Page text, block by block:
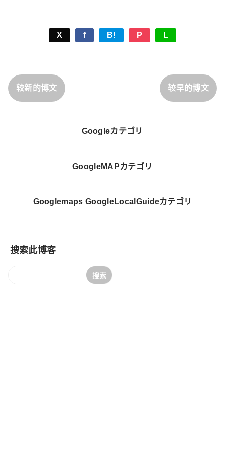
X f B! P L
较新的博文 较早的博文
Googleカテゴリ
GoogleMAPカテゴリ
Googlemaps GoogleLocalGuideカテゴリ
搜索此博客